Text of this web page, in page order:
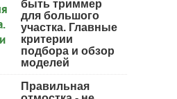
быть триммер
для большого
участка. Главные
критерии
подбора и обзор
моделей
Правильная